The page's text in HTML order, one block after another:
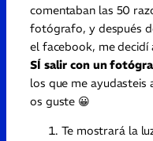
comentaban las 50
fotógrafo, y después
el facebook, me decidí
SÍ salir con un
los que me ayudasteis
os guste 😀
Te mostrará la